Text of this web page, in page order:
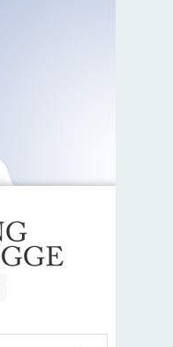
our Facebook Group